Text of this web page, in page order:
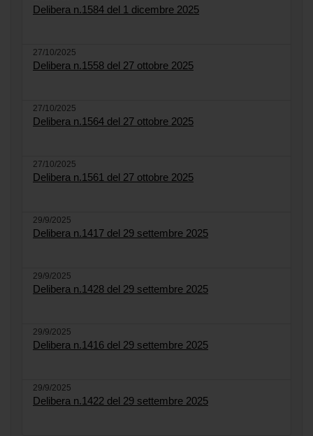
Delibera n.1584 del 1 dicembre 2025
27/10/2025
Delibera n.1558 del 27 ottobre 2025
27/10/2025
Delibera n.1564 del 27 ottobre 2025
27/10/2025
Delibera n.1561 del 27 ottobre 2025
29/9/2025
Delibera n.1417 del 29 settembre 2025
29/9/2025
Delibera n.1428 del 29 settembre 2025
29/9/2025
Delibera n.1416 del 29 settembre 2025
29/9/2025
Delibera n.1422 del 29 settembre 2025